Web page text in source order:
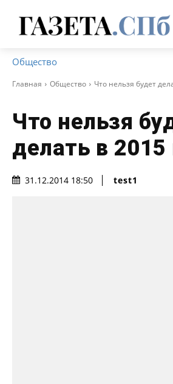
Общество
Главная Общество Что нельзя будет
Что нельзя
делать в 2015
31.12.2014 18:50 test1